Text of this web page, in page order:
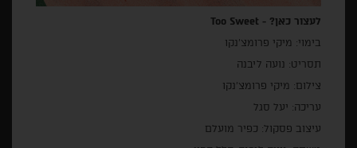
לעצור כאן? - Too Sweet
בימוי: מיקי פרומצ'נקו
תסריט: נועה ליבנה
צילום: מיקי פרומצ'נקו
עריכה: יעל סגל
עיצוב פסקול: כפיר מועלם